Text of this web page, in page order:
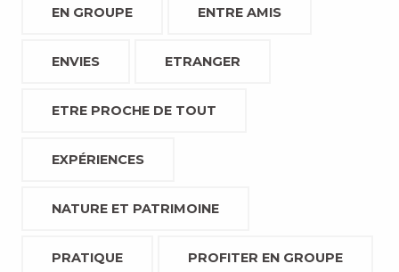
EN GROUPE ENTRE AMIS
ENVIES ETRANGER
ETRE PROCHE DE TOUT
EXPÉRIENCES
NATURE ET PATRIMOINE
PRATIQUE PROFITER EN GROUPE